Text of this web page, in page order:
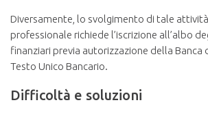
Diversamente, lo svolgimento di tale
professionale richiede l’iscrizione all’albo
finanziari previa autorizzazione della Banca
Testo Unico Bancario.
Difficoltà e soluzioni